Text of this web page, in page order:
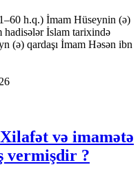
h.q.) İmam Hüseynin (ə)
hadisələr İslam tarixində
(ə) qardaşı İmam Həsən ibn
və imamətə
vermişdir ?